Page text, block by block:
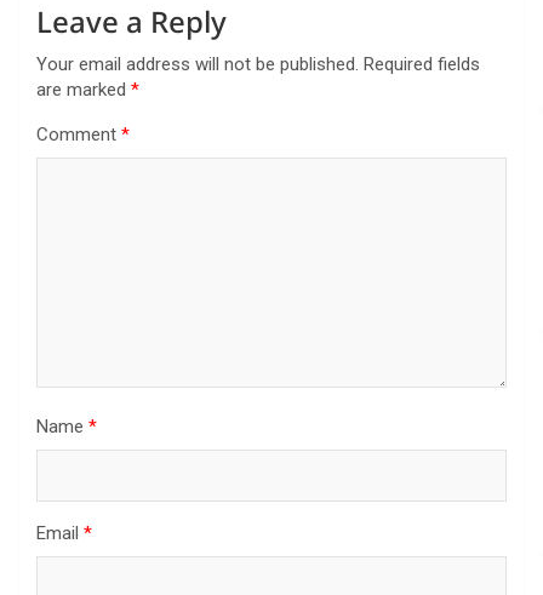
Leave a Reply
Your email address will not be published. Required fields
are marked *
Comment *
Name *
Email *